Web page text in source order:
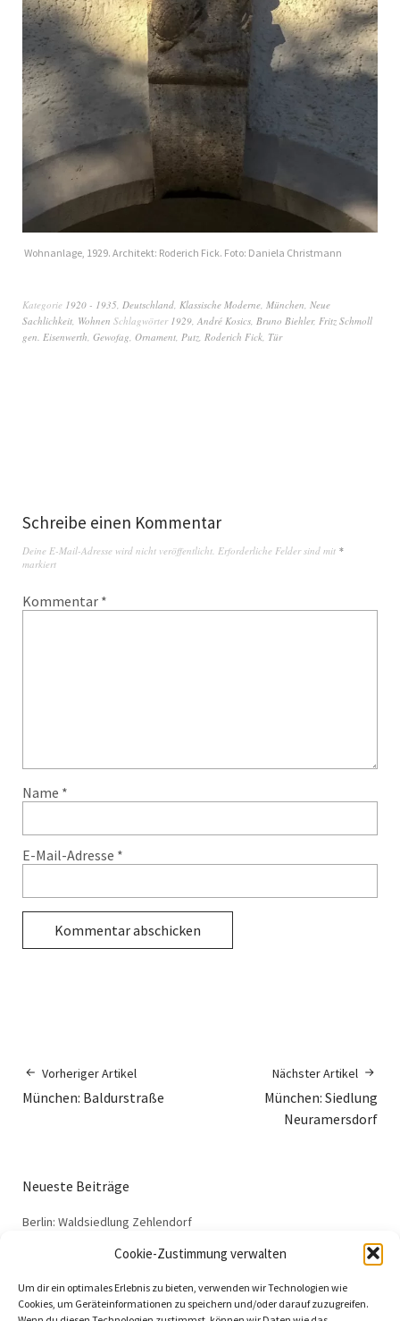
Cookie-Zustimmung verwalten
Um dir ein optimales Erlebnis zu bieten, verwenden wir Technologien wie
Cookies, um Geräteinformationen zu speichern und/oder darauf zuzugreifen.
Wohnanlage, 1929. Architekt: Roderich Fick. Foto: Daniela Christmann
Kategorie 1920 - 1935 Deutschland Klassische Moderne München Neue
Sachlichkeit Wohnen Schlagwörter 1929 André Kosics Bruno Biehler, Fritz Schmoll
gen. Eisenwerth Gewofag Ornament Putz Roderich Fick Tür
Schreibe einen Kommentar
Deine E-Mail-Adresse wird nicht veröffentlicht. Erforderliche Felder sind mit *
markiert
Kommentar *
Name *
E-Mail-Adresse *
Vorheriger Artikel
München: Baldurstraße
Nächster Artikel
München: Siedlung
Neuramersdorf
Neueste Beiträge
Berlin: Waldsiedlung Zehlendorf
Dessau: Haus Anton
Dessau: Arbeitsamt